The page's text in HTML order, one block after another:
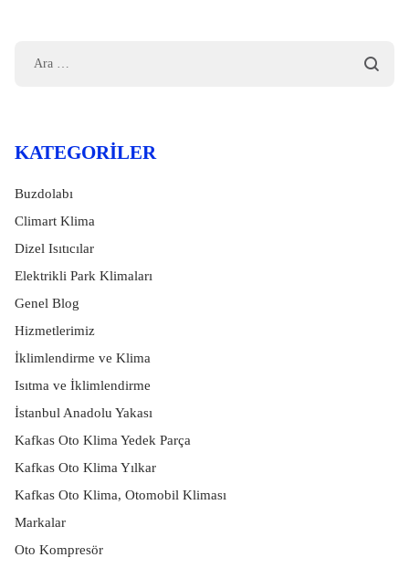
KATEGORILER
Buzdolabı
Climart Klima
Dizel Isıtıcılar
Elektrikli Park Klimaları
Genel Blog
Hizmetlerimiz
İklimlendirme ve Klima
Isıtma ve İklimlendirme
İstanbul Anadolu Yakası
Kafkas Oto Klima Yedek Parça
Kafkas Oto Klima Yılkar
Kafkas Oto Klima, Otomobil Kliması
Markalar
Oto Kompresör